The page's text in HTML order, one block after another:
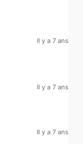
Il y a 7 ans
Il y a 7 ans
Il y a 7 ans